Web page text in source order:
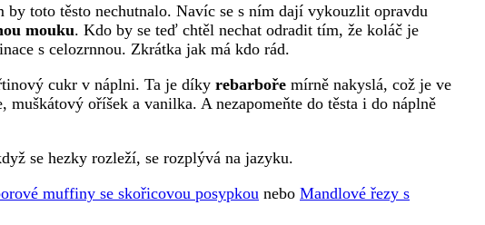
toto těsto nechutnalo. Navíc se s ním dají vykouzlit opravdu
mouku. Kdo by se teď chtěl nechat odradit tím, že koláč je
s celozrnnou. Zkrátka jak má kdo rád.
cukr v náplni. Ta je díky rebarboře mírně nakyslá, což je ve
muškátový oříšek a vanilka. A nezapomeňte do těsta i do náplně
se hezky rozleží, se rozplývá na jazyku.
muffiny se skořicovou posypkou nebo Mandlové řezy s